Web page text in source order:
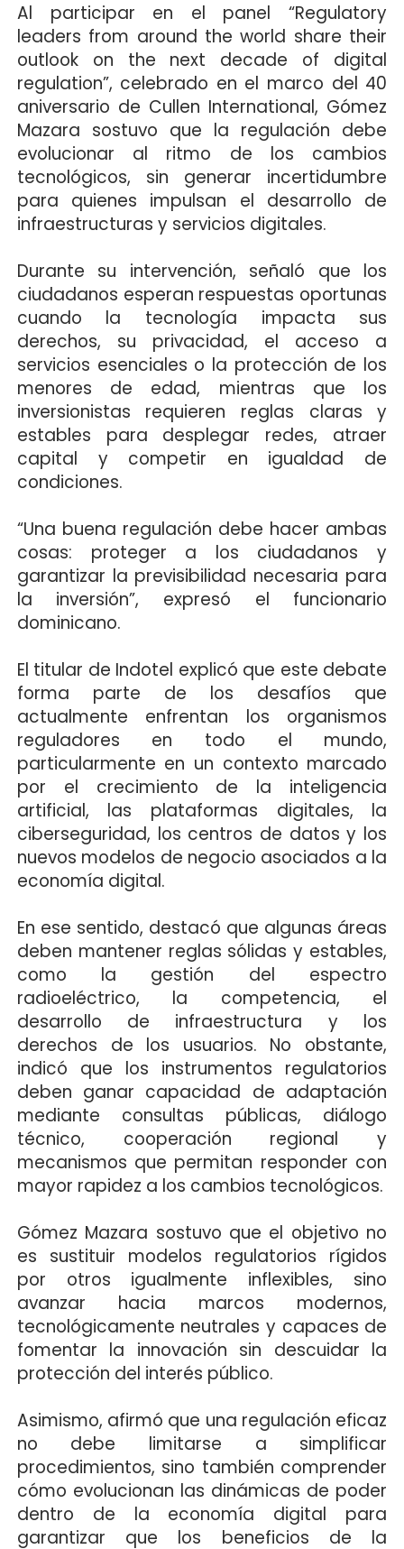
Al participar en el panel “Regulatory
leaders from around the world share their
outlook on the next decade of digital
regulation”, celebrado en el marco del 40
aniversario de Cullen International, Gómez
Mazara sostuvo que la regulación debe
evolucionar al ritmo de los cambios
tecnológicos, sin generar incertidumbre
para quienes impulsan el desarrollo de
infraestructuras y servicios digitales.
Durante su intervención, señaló que los
ciudadanos esperan respuestas oportunas
cuando la tecnología impacta sus
derechos, su privacidad, el acceso a
servicios esenciales o la protección de los
menores de edad, mientras que los
inversionistas requieren reglas claras y
estables para desplegar redes, atraer
capital y competir en igualdad de
condiciones.
“Una buena regulación debe hacer ambas
cosas: proteger a los ciudadanos y
garantizar la previsibilidad necesaria para
la inversión”, expresó el funcionario
dominicano.
El titular de Indotel explicó que este debate
forma parte de los desafíos que
actualmente enfrentan los organismos
reguladores en todo el mundo,
particularmente en un contexto marcado
por el crecimiento de la inteligencia
artificial, las plataformas digitales, la
ciberseguridad, los centros de datos y los
nuevos modelos de negocio asociados a la
economía digital.
En ese sentido, destacó que algunas áreas
deben mantener reglas sólidas y estables,
como la gestión del espectro
radioeléctrico, la competencia, el
desarrollo de infraestructura y los
derechos de los usuarios. No obstante,
indicó que los instrumentos regulatorios
deben ganar capacidad de adaptación
mediante consultas públicas, diálogo
técnico, cooperación regional y
mecanismos que permitan responder con
mayor rapidez a los cambios tecnológicos.
Gómez Mazara sostuvo que el objetivo no
es sustituir modelos regulatorios rígidos
por otros igualmente inflexibles, sino
avanzar hacia marcos modernos,
tecnológicamente neutrales y capaces de
fomentar la innovación sin descuidar la
protección del interés público.
Asimismo, afirmó que una regulación eficaz
no debe limitarse a simplificar
procedimientos, sino también comprender
cómo evolucionan las dinámicas de poder
dentro de la economía digital para
garantizar que los beneficios de la